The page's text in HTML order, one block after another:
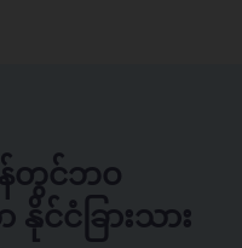
တွင်ဘဝ
ငံခြားသား